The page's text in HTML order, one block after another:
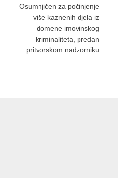
Osumnjičen za počinjenje
više kaznenih djela iz
domene imovinskog
kriminaliteta, predan
pritvorskom nadzorniku